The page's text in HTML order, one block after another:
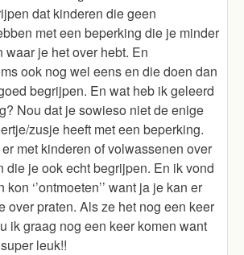
dat kinderen die geen
met een beperking die je minder
waar je het over hebt. En
ook nog wel eens en die doen dan
begrijpen. En wat heb ik geleerd
Nou dat je sowieso niet de enige
zusje heeft met een beperking.
met kinderen of volwassenen over
die je ook echt begrijpen. En ik vond
‘’ontmoeten’’ want ja je kan er
over praten. Als ze het nog een keer
ik graag nog een keer komen want
leuk!!